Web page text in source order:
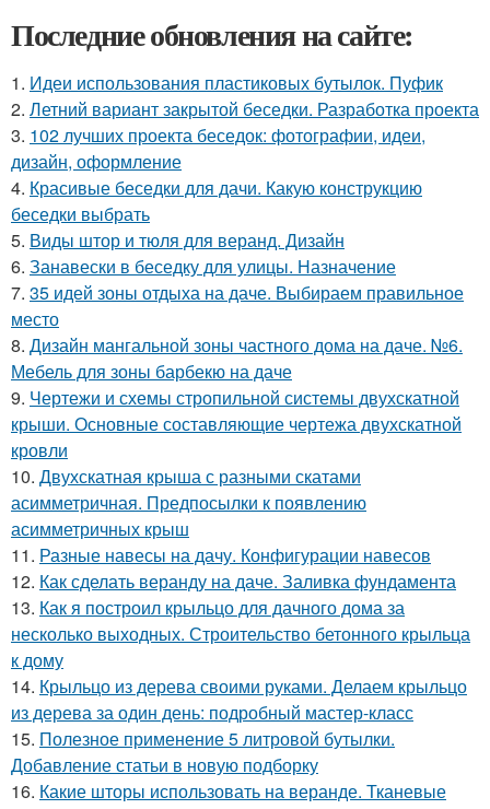
Последние обновления на сайте:
1. Идеи использования пластиковых бутылок. Пуфик
2. Летний вариант закрытой беседки. Разработка проекта
3. 102 лучших проекта беседок: фотографии, идеи,
дизайн, оформление
4. Красивые беседки для дачи. Какую конструкцию
беседки выбрать
5. Виды штор и тюля для веранд. Дизайн
6. Занавески в беседку для улицы. Назначение
7. 35 идей зоны отдыха на даче. Выбираем правильное
место
8. Дизайн мангальной зоны частного дома на даче. №6.
Мебель для зоны барбекю на даче
9. Чертежи и схемы стропильной системы двухскатной
крыши. Основные составляющие чертежа двухскатной
кровли
10. Двухскатная крыша с разными скатами
асимметричная. Предпосылки к появлению
асимметричных крыш
11. Разные навесы на дачу. Конфигурации навесов
12. Как сделать веранду на даче. Заливка фундамента
13. Как я построил крыльцо для дачного дома за
несколько выходных. Строительство бетонного крыльца
к дому
14. Крыльцо из дерева своими руками. Делаем крыльцо
из дерева за один день: подробный мастер-класс
15. Полезное применение 5 литровой бутылки.
Добавление статьи в новую подборку
16. Какие шторы использовать на веранде. Тканевые